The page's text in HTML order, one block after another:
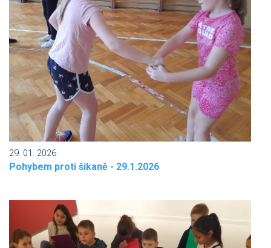
29. 01. 2026
Pohybem proti šikaně - 29.1.2026